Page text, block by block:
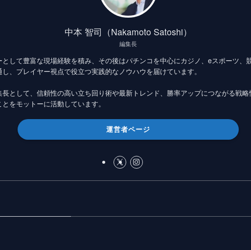
中本 智司（Nakamoto Satoshi）
編集長
して豊富な現場経験を積み、その後はパチンコを中心にカジノ、eスポーツ
、プレイヤー視点で役立つ実践的なノウハウを届けています。
として、信頼性の高い立ち回り術や最新トレンド、勝率アップにつながる戦
をモットーに活動しています。
運営者ページ